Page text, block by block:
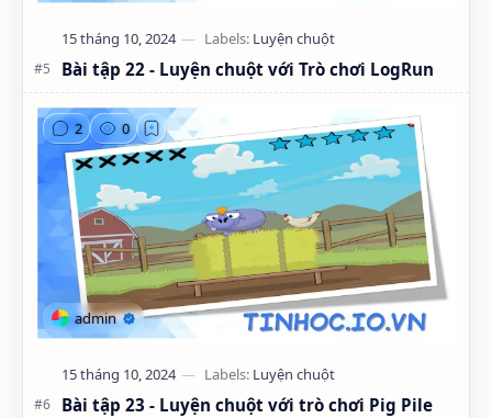
Bài tập 22 - Luyện chuột với Trò chơi LogRun
Bài tập 23 - Luyện chuột với trò chơi Pig Pile